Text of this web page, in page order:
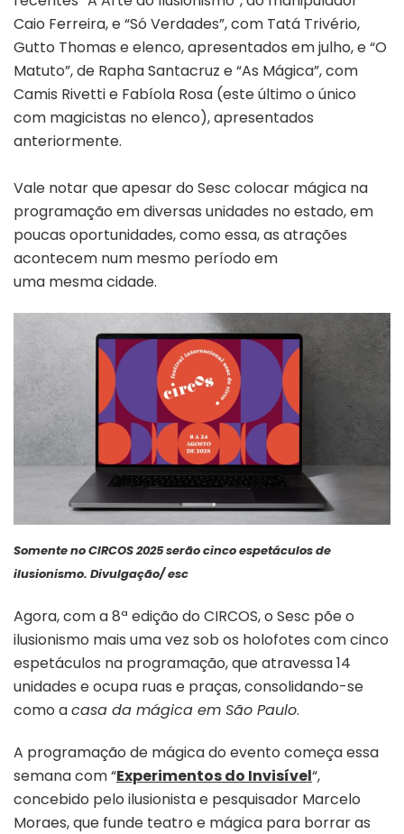
Caio Ferreira, e “Só Verdades”, com Tatá Trivério,
Gutto Thomas e elenco, apresentados em julho, e “O
Matuto”, de Rapha Santacruz e “As Mágica”, com
Camis Rivetti e Fabíola Rosa (este último o único
com magicistas no elenco), apresentados
anteriormente.
Vale notar que apesar do Sesc colocar mágica na
programação em diversas unidades no estado, em
poucas oportunidades, como essa, as atrações
acontecem num mesmo período em
uma mesma cidade.
Somente no CIRCOS 2025 serão cinco espetáculos de
ilusionismo. Divulgação/ esc
Agora, com a 8ª edição do CIRCOS, o Sesc põe o
ilusionismo mais uma vez sob os holofotes com cinco
espetáculos na programação, que atravessa 14
unidades e ocupa ruas e praças, consolidando-se
como acasa da mágica em São Paulo.
A programação de mágica do evento começa essa
semana com “Experimentos do Invisível“,
concebido pelo ilusionista e pesquisador Marcelo
Moraes, que funde teatro e mágica para borrar as